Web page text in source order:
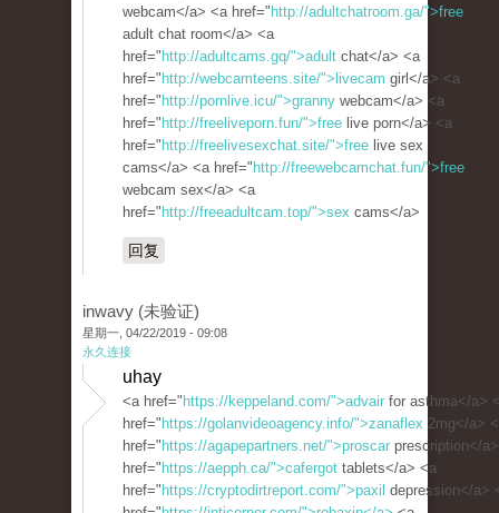
webcam</a> <a href=" http://adultchatroom.ga/">free
adult chat room</a> <a
href=" http://adultcams.gq/">adult chat</a> <a
href=" http://webcamteens.site/">livecam girl</a> <a
href=" http://pornlive.icu/">granny webcam</a> <a
href=" http://freeliveporn.fun/">free live porn</a> <a
href=" http://freelivesexchat.site/">free live sex
cams</a> <a href=" http://freewebcamchat.fun/">free
webcam sex</a> <a
href=" http://freeadultcam.top/">sex cams</a>
回复
inwavy (未验证)
星期一, 04/22/2019 - 09:08
永久连接
uhay
<a href=" https://keppeland.com/">advair for asthma</a>
href=" https://golanvideoagency.info/">zanaflex 2mg</a>
href=" https://agapepartners.net/">proscar prescription</
href=" https://aepph.ca/">cafergot tablets</a> <a
href=" https://cryptodirtreport.com/">paxil depression</a>